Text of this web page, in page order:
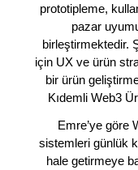
prototipleme,
pazar
birleştirmektedir.
için UX ve ürün
bir ürün
Kıdemli Web3
Emre’ye göre
sistemleri günlük
hale getirmeye